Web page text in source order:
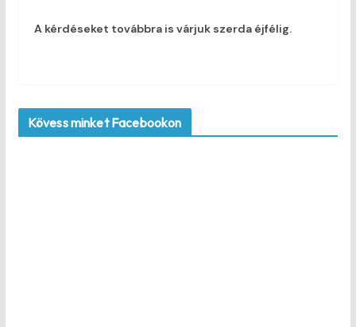
A kérdéseket továbbra is várjuk szerda éjfélig.
Kövess minket Facebookon